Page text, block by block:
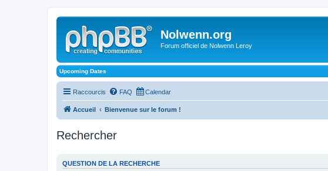
Nolwenn.org
Forum officiel de Nolwenn Leroy
Upcoming Dates
Raccourcis FAQ Calendar
Accueil Bienvenue sur le forum !
Rechercher
QUESTION DE LA RECHERCHE